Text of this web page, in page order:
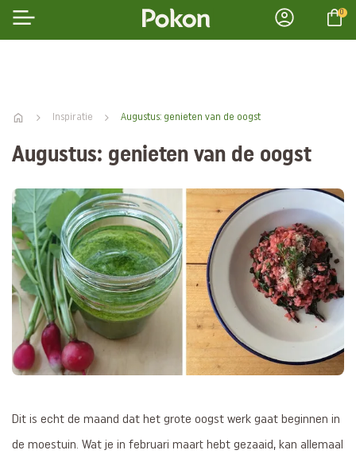
0
Inspiratie Augustus: genieten van de oogst
Augustus: genieten van de oogst
Dit is echt de maand dat het grote oogst werk gaat beginnen in
de moestuin. Wat je in februari maart hebt gezaaid, kan allemaal